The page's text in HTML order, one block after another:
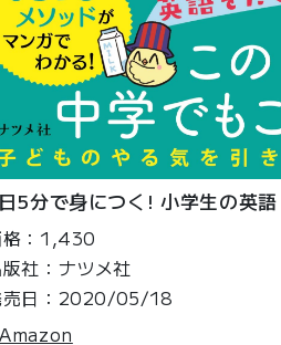
5分で身につく! 小学生の英語
：1,430
社：ナツメ社
売日：2020/05/18
Amazon